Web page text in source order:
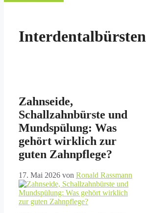
Interdentalbürsten
Zahnseide,
Schallzahnbürste und
Mundspülung: Was
gehört wirklich zur
guten Zahnpflege?
17. Mai 2026 von Ronald Rassmann